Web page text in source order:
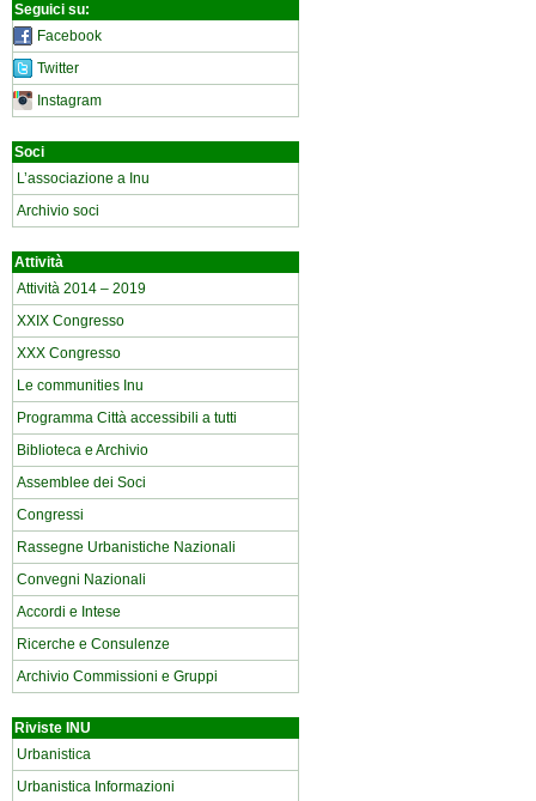
Seguici su:
Facebook
Twitter
Instagram
Soci
L’associazione a Inu
Archivio soci
Attività
Attività 2014 – 2019
XXIX Congresso
XXX Congresso
Le communities Inu
Programma Città accessibili a tutti
Biblioteca e Archivio
Assemblee dei Soci
Congressi
Rassegne Urbanistiche Nazionali
Convegni Nazionali
Accordi e Intese
Ricerche e Consulenze
Archivio Commissioni e Gruppi
Riviste INU
Urbanistica
Urbanistica Informazioni